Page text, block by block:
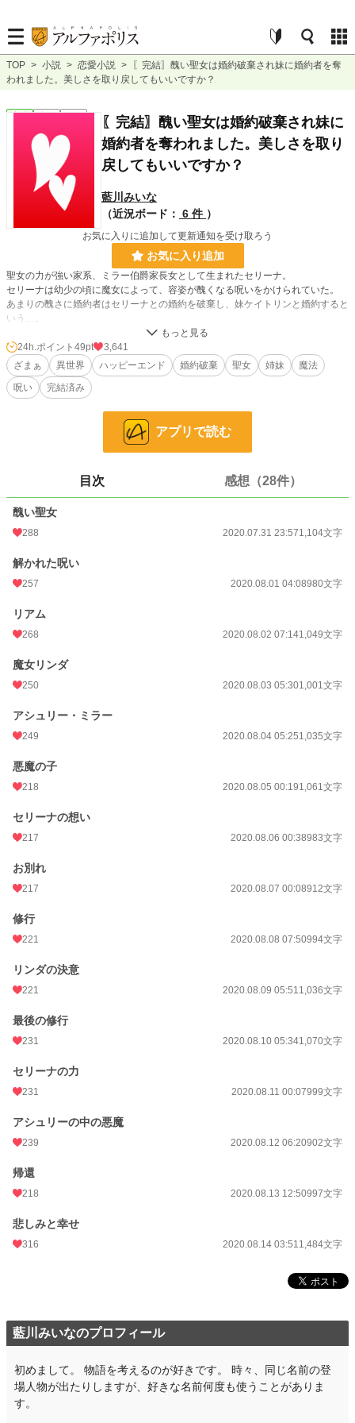
TOP > 小説 > 恋愛小説 >
〖完結〗醜い聖女は婚約破棄され妹に婚約者を奪
われました。美しさを取り戻してもいいですか？
恋愛 完結 短編
〖完結〗醜い聖女は婚約破棄され妹に
婚約者を奪われました。美しさを取り
戻してもいいですか？
藍川みいな
（近況ボード： 6 件 ）
お気に入りに追加して更新通知を受け取ろう
お気に入り追加
聖女の力が強い家系、ミラー伯爵家長女として生まれたセリーナ。
セリーナは幼少の頃に魔女によって、容姿が醜くなる呪いをかけられていた。
あまりの醜さに婚約者はセリーナとの婚約を破棄し、妹ケイトリンと婚約すると
いう…。
小説 16,035 位 / 228,667 件
恋愛 7,084 位 / 66,338 件
15,607
更新日時
初回公開日時
初回完結日時 2020.08.14 03:51
週間ポイント
月間ポイント
累計ポイント
24h.ポイント 49pt
3,641
ざまぁ
異世界 ハッピーエンド 婚約破棄 聖女 姉妹
魔法
呪い
完結済み
アプリで読む
目次 感想（28件）
醜い聖女
288 2020.07.31 23:571,104文字
解かれた呪い
257 2020.08.01 04:08980文字
リアム
268 2020.08.02 07:141,049文字
魔女リンダ
250 2020.08.03 05:301,001文字
アシュリー・ミラー
249 2020.08.04 05:251,035文字
悪魔の子
218 2020.08.05 00:191,061文字
セリーナの想い
217 2020.08.06 00:38983文字
お別れ
217 2020.08.07 00:08912文字
修行
221 2020.08.08 07:50994文字
リンダの決意
221 2020.08.09 05:511,036文字
最後の修行
231 2020.08.10 05:341,070文字
セリーナの力
231 2020.08.11 00:07999文字
アシュリーの中の悪魔
239 2020.08.12 06:20902文字
帰還
218 2020.08.13 12:50997文字
悲しみと幸せ
316 2020.08.14 03:511,484文字
藍川みいなのプロフィール
初めまして。 物語を考えるのが好きです。 時々、同じ名前の登
場人物が出たりしますが、好きな名前何度も使うことがありま
す。